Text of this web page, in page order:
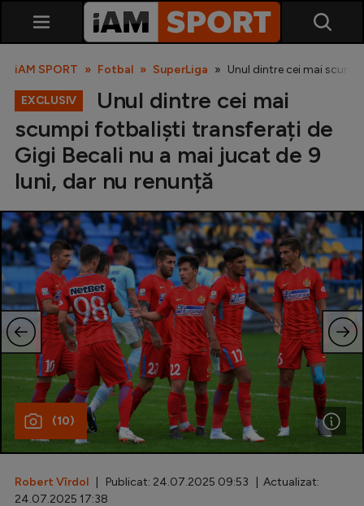
SuperLiga
Liga 2
Cupa României
Echipa Națională
U21
Fotbal feminin
Special
Diverse
Inedit
Clasamente
iAM SPORT Fotbal SuperLiga Unul dintre cei mai
EXCLUSIV
Unul dintre cei mai
scumpi fotbaliști transferați de
Gigi Becali nu a mai jucat de 9
luni, dar nu renunță
(10)
Robert Vîrdol | Publicat: 24.07.2025 09:53 | Actualizat:
24.07.2025 17:38